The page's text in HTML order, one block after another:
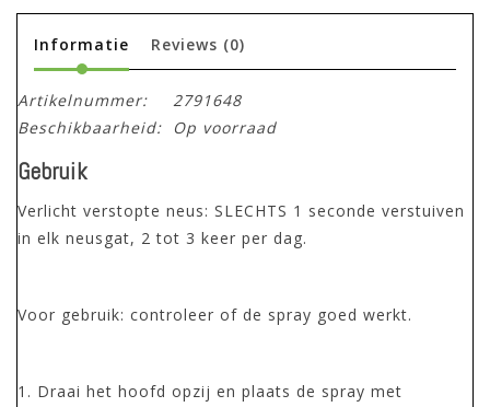
Informatie Reviews (0)
Artikelnummer:
2791648
Beschikbaarheid:
Op voorraad
Gebruik
Verlicht verstopte neus: SLECHTS 1 seconde verstuiven
in elk neusgat, 2 tot 3 keer per dag.
Voor gebruik: controleer of de spray goed werkt.
1. Draai het hoofd opzij en plaats de spray met